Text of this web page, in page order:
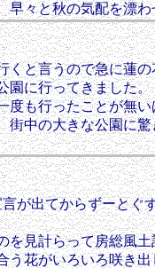
早々と秋の気配を漂
くと言うので急に蓮
園に行ってきました
度も行ったことが無
中の大きな公園に驚
言が出てからずーと
を見計らって房総風
う花がいろいろ咲き